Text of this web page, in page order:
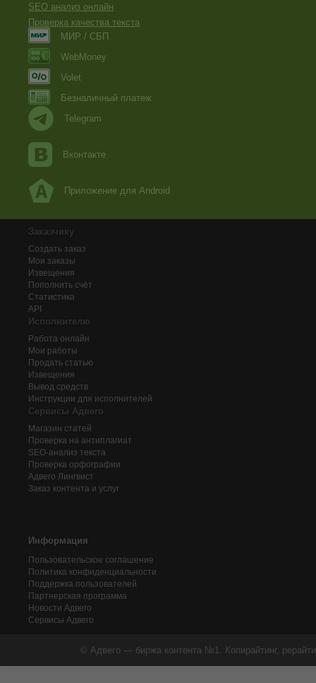
SEO анализ онлайн
Проверка качества текста
МИР / СБП
WebMoney
Volet
Безналичный платеж
Telegram
Вконтакте
Приложение для Android
Заказчику
Создать заказ
Мои заказы
Извещения
Пополнить счёт
Статистика
API
Исполнителю
Работа онлайн
Мои работы
Продать статью
Извещения
Вывод средств
Инструкции для исполнителей
Сервисы Адвего
Магазин статей
Проверка на антиплагиат
SEO-анализ текста
Проверка орфографии
Адвего Лингвист
Заказ контента и услуг
Информация
Пользовательское соглашение
Политика конфиденциальности
Поддержка пользователей
Партнерская программа
Новости Адвего
Сервисы Адвего
© Адвего — биржа контента №1. Копирайтинг,